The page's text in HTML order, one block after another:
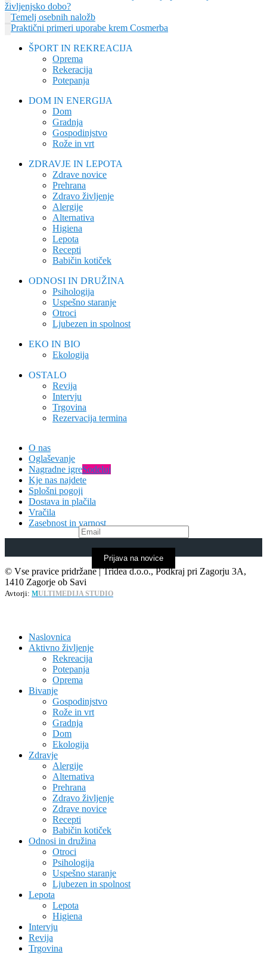
življenjsko dobo?
Temelj osebnih naložb
Praktični primeri uporabe krem Cosmerba
ŠPORT IN REKREACIJA
Oprema
Rekeracija
Potepanja
DOM IN ENERGIJA
Dom
Gradnja
Gospodinjstvo
Rože in vrt
ZDRAVJE IN LEPOTA
Zdrave novice
Prehrana
Zdravo življenje
Alergije
Alternativa
Higiena
Lepota
Recepti
Babičin kotiček
ODNOSI IN DRUŽINA
Psihologija
Uspešno staranje
Otroci
Ljubezen in spolnost
EKO IN BIO
Ekologija
OSTALO
Revija
Intervju
Trgovina
Rezervacija termina
O nas
Oglaševanje
Nagradne igreSodeluj
Kje nas najdete
Splošni pogoji
Dostava in plačila
Vračila
Zasebnost in varnost
Prijava na novice
© Vse pravice pridržane | Tridea d.o.o., Podkraj pri Zagorju 3A,
1410 Zagorje ob Savi
Avtorji: MULTIMEDIJA STUDIO
Naslovnica
Aktivno življenje
Rekreacija
Potepanja
Oprema
Bivanje
Gospodinjstvo
Rože in vrt
Gradnja
Dom
Ekologija
Zdravje
Alergije
Alternativa
Prehrana
Zdravo življenje
Zdrave novice
Recepti
Babičin kotiček
Odnosi in družina
Otroci
Psihologija
Uspešno staranje
Ljubezen in spolnost
Lepota
Lepota
Higiena
Intervju
Revija
Trgovina